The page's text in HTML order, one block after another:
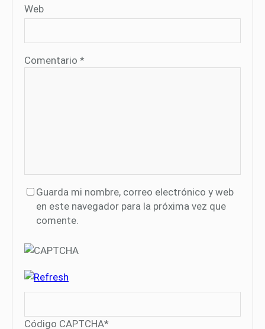
Web
Comentario *
Guarda mi nombre, correo electrónico y web
en este navegador para la próxima vez que
comente.
Código CAPTCHA*